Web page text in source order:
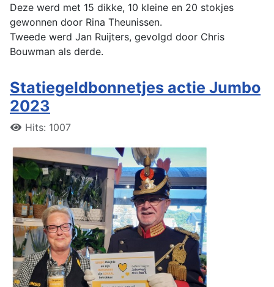
Deze werd met 15 dikke, 10 kleine en 20 stokjes
gewonnen door Rina Theunissen.
Tweede werd Jan Ruijters, gevolgd door Chris
Bouwman als derde.
Statiegeldbonnetjes actie Jumbo
2023
Hits: 1007